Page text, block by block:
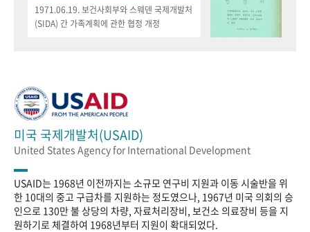
1971.06.19. 보건사회부와 스웨덴 국제개발처
(SIDA) 간 가족계획에 관한 협정 개정
미국 국제개발처(USAID)
United States Agency for International Development
USAID는 1968년 이전까지는 소규모 연구비 지원과 이동 시술반을 위
한 10대의 중고 구급차를 지원하는 정도였으나, 1967년 미국 의회의 승
인으로 130만 불 상당의 차량, 자료처리장비, 보건소 의료장비 등을 지
원하기로 체결하여 1968년부터 지원이 확대되었다.